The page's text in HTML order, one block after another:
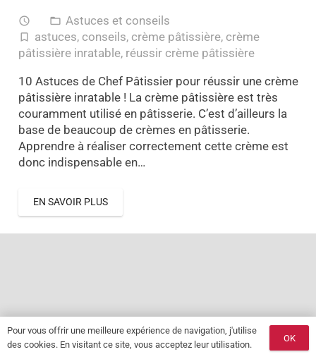
access_time folder_open Astuces et conseils
turned_in_not astuces, conseils, crème pâtissière, crème
pâtissière inratable, réussir crème pâtissière
10 Astuces de Chef Pâtissier pour réussir une crème
pâtissière inratable ! La crème pâtissière est très
couramment utilisé en pâtisserie. C’est d’ailleurs la
base de beaucoup de crèmes en pâtisserie.
Apprendre à réaliser correctement cette crème est
donc indispensable en…
EN SAVOIR PLUS
Pour vous offrir une meilleure expérience de navigation, j'utilise
des cookies. En visitant ce site, vous acceptez leur utilisation.
OK